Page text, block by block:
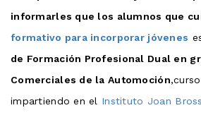
informarles que los alumnos que
formativo para incorporar jóvenes
de Formación Profesional Dual en
Comerciales de la Automoción
impartiendo en el Instituto Joan